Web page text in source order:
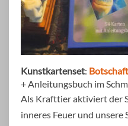
Kunstkartenset:
+ Anleitungsbuch im
Als Krafttier aktiviert der
inneres Feuer und